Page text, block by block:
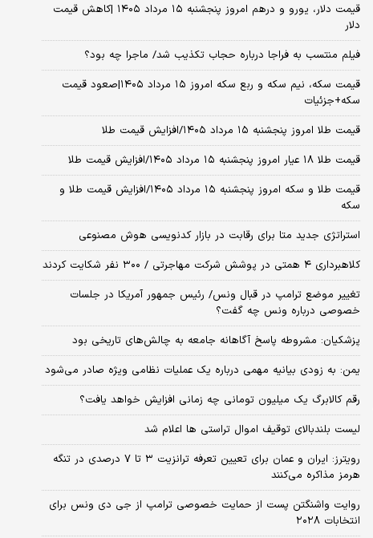
قیمت دلار، یورو و درهم امروز پنجشنبه ۱۵ مرداد ۱۴۰۵ |کاهش قیمت
دلار
فیلم منتسب به فراجا درباره حجاب تکذیب شد/ ماجرا چه بود؟
قیمت سکه، نیم سکه و ربع سکه امروز ۱۵ مرداد ۱۴۰۵|صعود قیمت
سکه+جزئیات
قیمت طلا امروز پنجشنبه ۱۵ مرداد ۱۴۰۵/افزایش قیمت طلا
قیمت طلا ۱۸ عیار امروز پنجشنبه ۱۵ مرداد ۱۴۰۵/افزایش قیمت طلا
قیمت طلا و سکه امروز پنجشنبه ۱۵ مرداد ۱۴۰۵/افزایش قیمت طلا و
سکه
استراتژی جدید متا برای رقابت در بازار کدنویسی هوش مصنوعی
کلاهبرداری ۴ همتی در پوشش شرکت مهاجرتی / ۳۰۰ نفر شکایت کردند
تغییر موضع ترامپ در قبال ونس/ رئیس جمهور آمریکا در جلسات
خصوصی درباره ونس چه گفت؟
پزشکیان: مشروطه پاسخ آگاهانه جامعه به چالش‌های تاریخی بود
یمن: به زودی بیانیه مهمی درباره یک عملیات نظامی ویژه صادر می‌شود
رقم کالابرگ یک میلیون تومانی چه زمانی افزایش خواهد یافت؟
لیست بلندبالای توقیف اموال تراستی ها اعلام شد
رویترز: ایران و عمان برای تعیین تعرفه ترانزیت ۳ تا ۷ درصدی در تنگه
هرمز مذاکره می‌کنند
روایت واشنگتن پست از حمایت خصوصی ترامپ از جی دی ونس برای
انتخابات ۲۰۲۸